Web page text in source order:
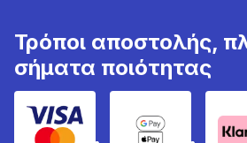
Τρόποι αποστολής,
σήματα ποιότητας